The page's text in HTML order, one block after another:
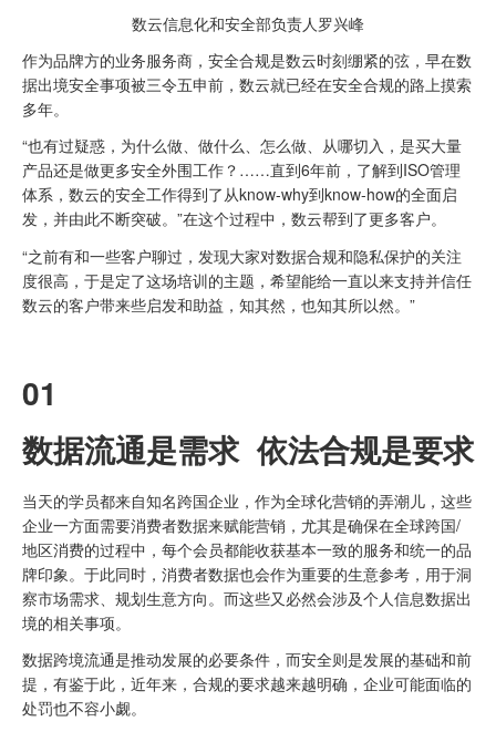
数云信息化和安全部负责人罗兴峰
作为品牌方的业务服务商，安全合规是数云时刻绷紧的弦，早在数
据出境安全事项被三令五申前，数云就已经在安全合规的路上摸索
多年。
“也有过疑惑，为什么做、做什么、怎么做、从哪切入，是买大量
产品还是做更多安全外围工作？……直到6年前，了解到ISO管理
体系 ，数云的安全工作得到了从know-why到know-how的全面启
发，并由此不断突破。”在这个过程中，数云帮到了更多客户。
“之前有和一些客户聊过，发现大家对数据合规和隐私保护的关注
度很高，于是定了这场培训的主题，希望能给一直以来支持并信任
数云的客户带来些启发和助益，知其然，也知其所以然。”
01
数据流通是需求依法合规是要求
当天的学员都来自知名跨国企业，作为全球化营销的弄潮儿，这些
企业一方面需要消费者数据来赋能营销，尤其是确保在全球跨国/
地区消费的过程中，每个会员都能收获基本一致的服务和统一的品
牌印象。于此同时，消费者数据也会作为重要的生意参考，用于洞
察市场需求、规划生意方向。而这些又必然会涉及个人信息数据出
境的相关事项。
数据跨境流通是推动发展的必要条件，而安全则是发展的基础和前
提，有鉴于此，近年来，合规的要求越来越明确，企业可能面临的
处罚也不容小觑。